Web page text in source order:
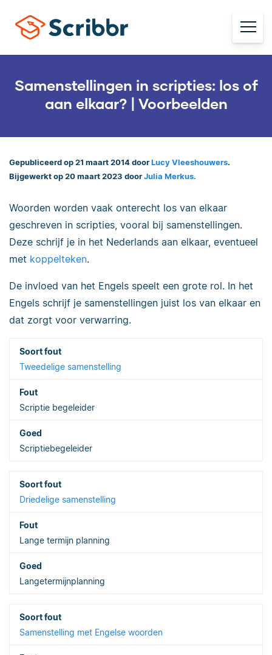
Samenstellingen in scripties: los of
aan elkaar? | Voorbeelden
Gepubliceerd op 21 maart 2014 door Lucy Vleeshouwers.
Bijgewerkt op 20 maart 2023 door Julia Merkus.
Woorden worden vaak onterecht los van elkaar
geschreven in scripties, vooral bij samenstellingen.
Deze schrijf je in het Nederlands aan elkaar, eventueel
met koppelteken.
De invloed van het Engels speelt een grote rol. In het
Engels schrijf je samenstellingen juist los van elkaar en
dat zorgt voor verwarring.
Tweedelige samenstelling
Scriptie begeleider
Scriptiebegeleider
Driedelige samenstelling
Lange termijn planning
Langetermijnplanning
Samenstelling met Engelse woorden